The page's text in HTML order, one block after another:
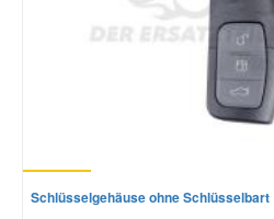
Schlüsselgehäuse ohne Schlüsselbart